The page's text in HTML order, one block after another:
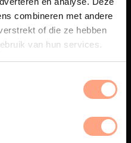
combineren met andere
of die ze hebben
van hun services.